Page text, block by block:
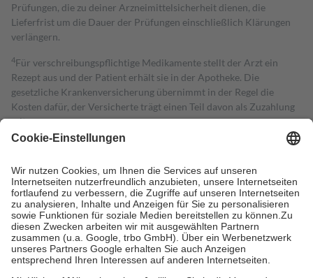
Prüfungen, die zu deiner Arzneimittelsicherheit dienen, die
Lieferfrist um die Dauer der Prüfungen einschließlich Klärungen
verlängern.
4Für verschreibungspflichtige Medikamente stellt der Arzt ein
Rezept aus und der Patient erhält sie in der Apotheke. Die
gesetzliche Krankenversicherung übernimmt in der Regel die
Kosten dafür, der Versicherte trägt einen Teil davon als Zuzahlung
mit.
Grundsätzlich leisten Mitglieder Zuzahlungen in Höhe von zehn
höchstens zehn Euro.
Es sind jedoch nie mehr als die tatsächlichen
Kosten der Leistung zu entrichten.
Diese Regeln gelten grundsätzlich auch für Online-Apotheken.
Bei Heilmitteln und häuslicher Krankenpflege beträgt die
Zuzahlung zehn Prozent der Kosten sowie zehn Euro je
Verordnung.
Um das Engagement der Versicherten für ihre eigene Gesundheit zu
stärken und die besondere Stellung der Familie zu unterstützen,